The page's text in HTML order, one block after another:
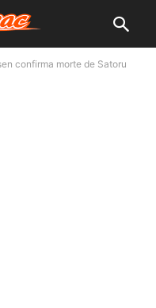
confirma morte de Satoru